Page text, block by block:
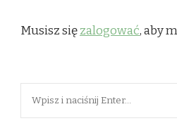
Musisz sięzalogować, aby